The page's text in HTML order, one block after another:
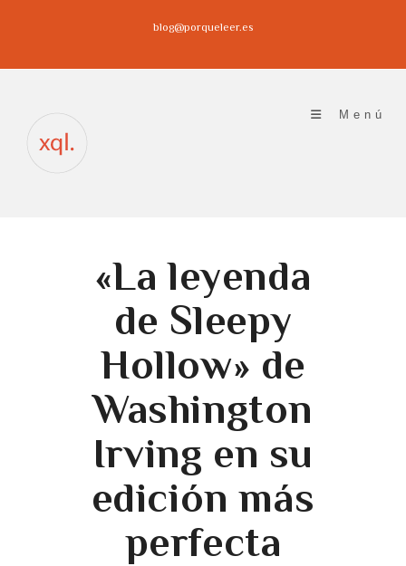
blog@porqueleer.es
Menú
«La leyenda
de Sleepy
Hollow» de
Washington
Irving en su
edición más
perfecta